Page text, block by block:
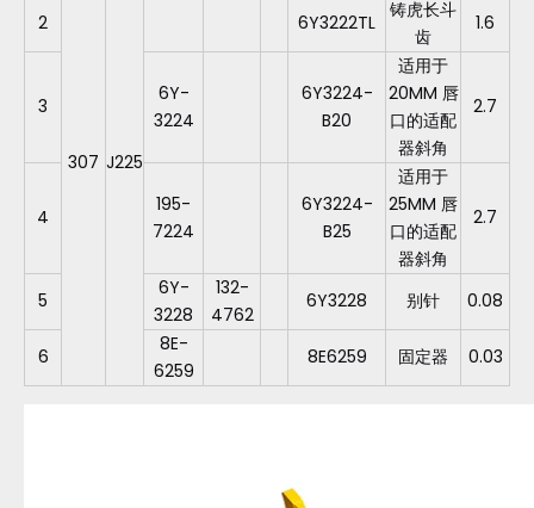
307 J225
2 6Y3222TL
铸虎长斗
齿
1.6
3
6Y-
3224
6Y3224-
B20
适用于
20MM 唇
口的适配
器斜角
2.7
4
195-
7224
6Y3224-
B25
适用于
25MM 唇
口的适配
器斜角
2.7
5
6Y-
3228
132-
4762
6Y3228 别针 0.08
6
8E-
6259
8E6259 固定器 0.03